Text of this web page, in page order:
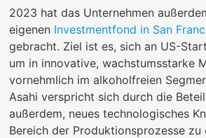
2023 hat das Unternehmen
eigenen Investmentfond in San
gebracht. Ziel ist es, sich an US-
um in innovative, wachstumsstarke
vornehmlich im alkoholfreien
Asahi verspricht sich durch die
außerdem, neues technologisches
Bereich der Produktionsprozesse zu